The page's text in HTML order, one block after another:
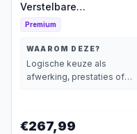
Verstelbare
Massagestoel
Premium
WAAROM DEZE?
Logische keuze als
afwerking, prestaties of
€267,99